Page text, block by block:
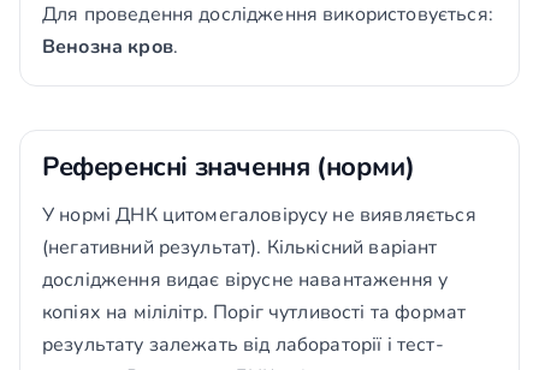
Для проведення дослідження використовується:
Венозна кров.
Референсні значення (норми)
У нормі ДНК цитомегаловірусу не виявляється
(негативний результат). Кількісний варіант
дослідження видає вірусне навантаження у
копіях на мілілітр. Поріг чутливості та формат
результату залежать від лабораторії і тест-